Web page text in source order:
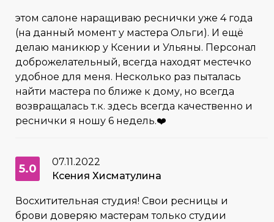
этом салоне наращиваю реснички уже 4 года
(на данный момент у мастера Ольги). И ещё
делаю маникюр у Ксении и Ульяны. Персонал
доброжелательный, всегда находят местечко
удобное для меня. Несколько раз пыталась
найти мастера по ближе к дому, но всегда
возвращалась т.к. здесь всегда качественно и
реснички я ношу 6 недель.❤️
5.0
07.11.2022
Ксения Хисматулина
Восхитительная студия! Свои ресницы и
брови доверяю мастерам только студии